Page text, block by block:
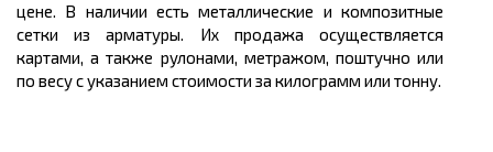
цене. В наличии есть металлические и композитные
сетки из арматуры. Их продажа осуществляется
картами, а также рулонами, метражом, поштучно или
по весу с указанием стоимости за килограмм или тонну.